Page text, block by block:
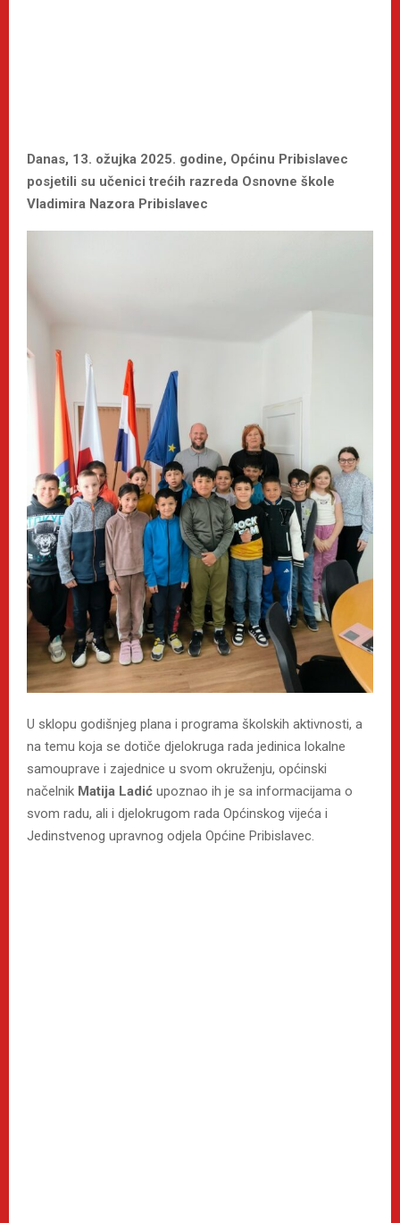
Danas, 13. ožujka 2025. godine, Općinu Pribislavec
posjetili su učenici trećih razreda Osnovne škole
Vladimira Nazora Pribislavec
U sklopu godišnjeg plana i programa školskih aktivnosti, a
na temu koja se dotiče djelokruga rada jedinica lokalne
samouprave i zajednice u svom okruženju, općinski
načelnik Matija Ladić upoznao ih je sa informacijama o
svom radu, ali i djelokrugom rada Općinskog vijeća i
Jedinstvenog upravnog odjela Općine Pribislavec.